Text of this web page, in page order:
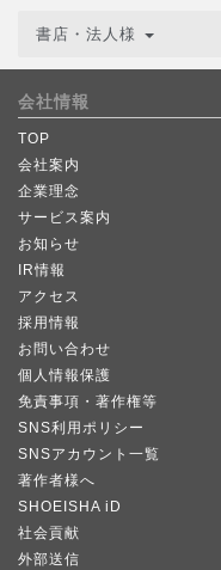
書店・法人様
会社情報
TOP
会社案内
企業理念
サービス案内
お知らせ
IR情報
アクセス
採用情報
お問い合わせ
個人情報保護
免責事項・著作権等
SNS利用ポリシー
SNSアカウント一覧
著作者様へ
SHOEISHA iD
社会貢献
外部送信